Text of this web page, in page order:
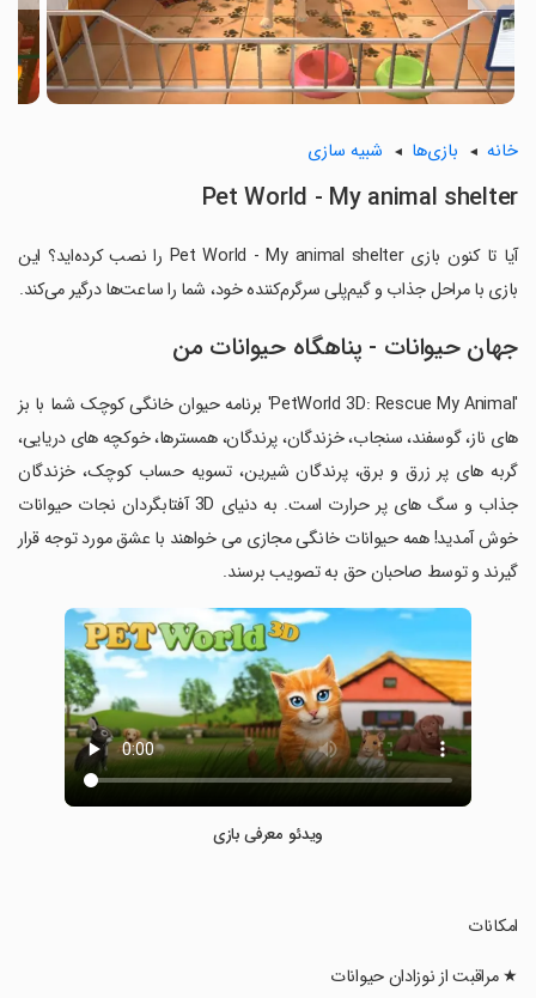
خانه بازی‌ها شبیه سازی
Pet World - My animal shelter
آیا تا کنون بازی Pet World - My animal shelter را نصب کرده‌اید؟ این
بازی با مراحل جذاب و گیم‌پلی سرگرم‌کننده خود، شما را ساعت‌ها درگیر می‌کند.
جهان حیوانات - پناهگاه حیوانات من
'PetWorld 3D: Rescue My Animal' برنامه حیوان خانگی کوچک شما با بز
های ناز، گوسفند، سنجاب، خزندگان، پرندگان، همسترها، خوکچه های دریایی،
گربه های پر زرق و برق، پرندگان شیرین، تسویه حساب کوچک، خزندگان
جذاب و سگ های پر حرارت است. به دنیای 3D آفتابگردان نجات حیوانات
خوش آمدید! همه حیوانات خانگی مجازی می خواهند با عشق مورد توجه قرار
گیرند و توسط صاحبان حق به تصویب برسند.
ویدئو معرفی بازی
‏امکانات
‏★ مراقبت از نوزادان حیوانات